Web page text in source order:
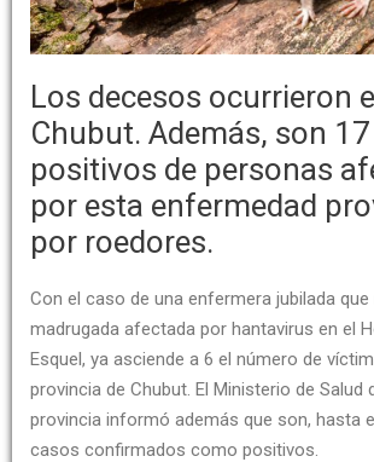
Los decesos ocurrieron
Chubut. Además, son
positivos de personas
por esta enfermedad
por roedores.
Con el caso de una enfermera jubilada
madrugada afectada por hantavirus en el
Esquel, ya asciende a 6 el número de
provincia de Chubut. El Ministerio de Salud
provincia informó además que son, hasta
casos confirmados como positivos.